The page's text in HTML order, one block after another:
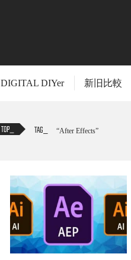
DIGITAL DIYer 新旧比較
TAG After Effects